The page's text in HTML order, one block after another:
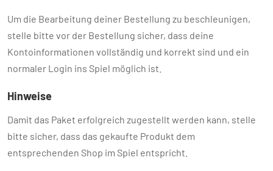
Um die Bearbeitung deiner Bestellung zu beschleunigen,
stelle bitte vor der Bestellung sicher, dass deine
Kontoinformationen vollständig und korrekt sind und ein
normaler Login ins Spiel möglich ist.
Hinweise
Damit das Paket erfolgreich zugestellt werden kann, stelle
bitte sicher, dass das gekaufte Produkt dem
entsprechenden Shop im Spiel entspricht.